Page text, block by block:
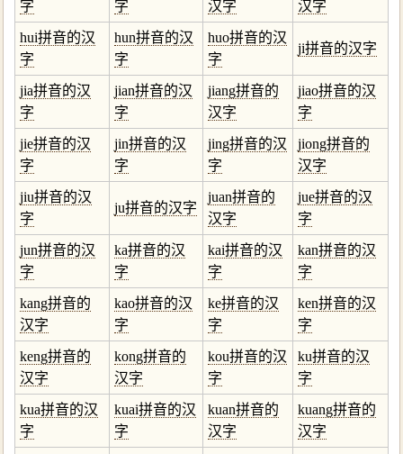
字 字 汉字 汉字
hui拼音的汉
字
hun拼音的汉
字
huo拼音的汉
字
ji拼音的汉字
jia拼音的汉
字
jian拼音的汉
字
jiang拼音的
汉字
jiao拼音的汉
字
jie拼音的汉
字
jin拼音的汉
字
jing拼音的汉
字
jiong拼音的
汉字
jiu拼音的汉
字
ju拼音的汉字
juan拼音的
汉字
jue拼音的汉
字
jun拼音的汉
字
ka拼音的汉
字
kai拼音的汉
字
kan拼音的汉
字
kang拼音的
汉字
kao拼音的汉
字
ke拼音的汉
字
ken拼音的汉
字
keng拼音的
汉字
kong拼音的
汉字
kou拼音的汉
字
ku拼音的汉
字
kua拼音的汉
字
kuai拼音的汉
字
kuan拼音的
汉字
kuang拼音的
汉字